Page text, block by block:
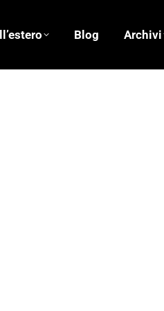
Blog Archivi